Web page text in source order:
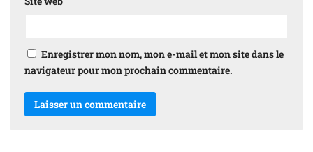
Enregistrer mon nom, mon e-mail et mon site dans le
navigateur pour mon prochain commentaire.